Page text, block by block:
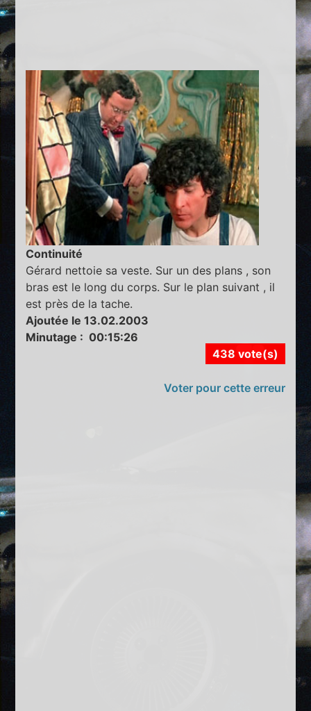
Continuité
Gérard nettoie sa veste. Sur un des plans , son
bras est le long du corps. Sur le plan suivant , il
est près de la tache.
Ajoutée le 13.02.2003
Minutage : 00:15:26
438 vote(s)
Voter pour cette erreur